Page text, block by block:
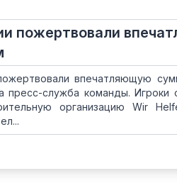
пожертвовали
впечатляющую
служба команды. Игроки
организацию Wir